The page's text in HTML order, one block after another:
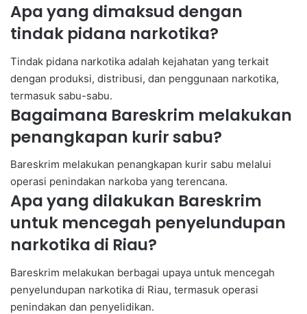
Apa yang dimaksud dengan
tindak pidana narkotika?
Tindak pidana narkotika adalah kejahatan yang terkait
dengan produksi, distribusi, dan penggunaan narkotika,
termasuk sabu-sabu.
Bagaimana Bareskrim melakukan
penangkapan kurir sabu?
Bareskrim melakukan penangkapan kurir sabu melalui
operasi penindakan narkoba yang terencana.
Apa yang dilakukan Bareskrim
untuk mencegah penyelundupan
narkotika di Riau?
Bareskrim melakukan berbagai upaya untuk mencegah
penyelundupan narkotika di Riau, termasuk operasi
penindakan dan penyelidikan.